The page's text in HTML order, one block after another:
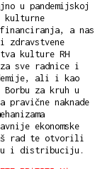
u pandemijskoj
kulturne
financiranja, a nas
zdravstvene
kulture RH
sve radnice i
ali i kao
za kruh u
pravične naknade
ekonomske
rad te otvorili
i distribuciju.